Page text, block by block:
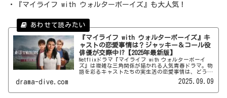
・『マイライフ with ウォルターボーイズ』も大人気！
『マイライフ with ウォルターボーイズ』キ
ャストの恋愛事情は？ジャッキー＆コール役
俳優が交際中!?【2025年最新版】
Netflixドラマ『マイライフ with ウォルターボーイ
ズ』は複雑な三角関係が描かれる人気青春ドラマ。物
語を彩るキャストたちの実生活の恋愛事情は、どうな
っているのでしょうか!? 本記事では、気になる出演
者たちの恋人やパートナーの情報をまとめてご紹介♪
drama-dive.com 2025.09.09